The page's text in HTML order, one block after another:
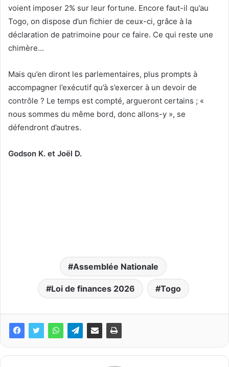
voient imposer 2% sur leur fortune. Encore faut-il qu’au
Togo, on dispose d’un fichier de ceux-ci, grâce à la
déclaration de patrimoine pour ce faire. Ce qui reste une
chimère…
Mais qu’en diront les parlementaires, plus prompts à
accompagner l’exécutif qu’à s’exercer à un devoir de
contrôle ? Le temps est compté, argueront certains ; «
nous sommes du même bord, donc allons-y », se
défendront d’autres.
Godson K. et Joël D.
Assemblée Nationale
Loi de finances 2026 Togo